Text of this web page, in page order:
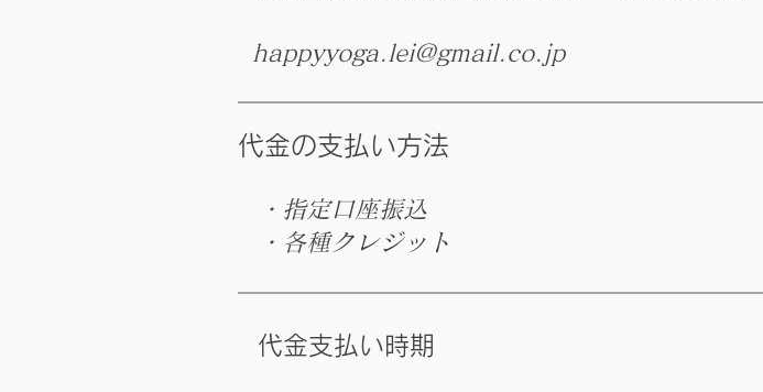
happyyoga.lei@gmail.co.jp
​代金の支払い方法
・指定口座振込
・各種クレジット
代金支払い時期